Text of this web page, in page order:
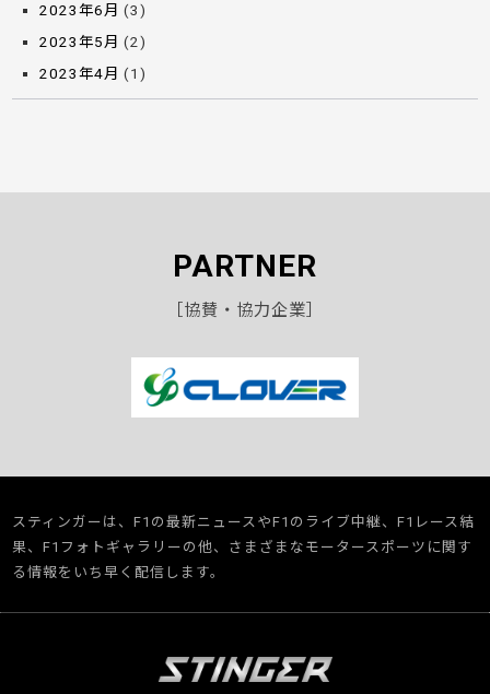
2023年6月 (3)
2023年5月 (2)
2023年4月 (1)
PARTNER
［協賛・協力企業］
スティンガーは、F1の最新ニュースやF1のライブ中継、F1レース結
果、F1フォトギャラリーの他、さまざまなモータースポーツに関す
る情報をいち早く配信します。